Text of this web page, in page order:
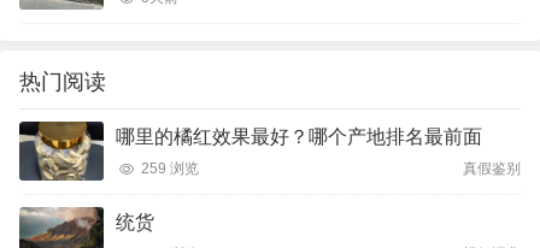
热门阅读
哪里的橘红效果最好？哪个产地排名最前面
259 浏览 真假鉴别
统货